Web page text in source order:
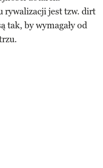
rywalizacji jest tzw. dirt
tak, by wymagały od